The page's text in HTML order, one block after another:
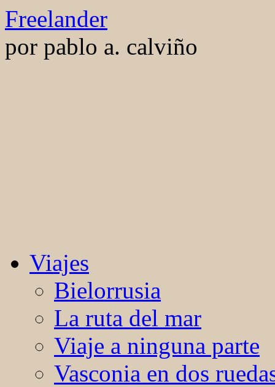
Saltar
al
contenido
Freelander
por pablo a. calviño
Viajes
Bielorrusia
La ruta del mar
Viaje a ninguna parte
Vasconia en dos